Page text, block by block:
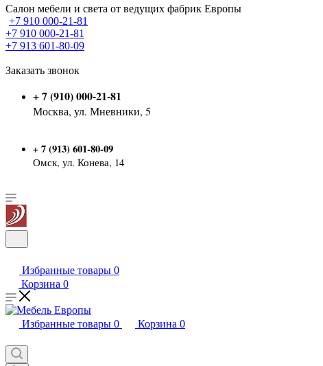
Салон мебели и света от ведущих фабрик Европы
+7 910 000-21-81
+7 910 000-21-81
+7 913 601-80-09
Заказать звонок
+ 7 (910) 000-21-81
Москва, ул. Мневники, 5
+ 7 (913) 601-80-09
Омск, ул. Конева, 14
Избранные товары 0
Корзина 0
Избранные товары 0 Корзина 0